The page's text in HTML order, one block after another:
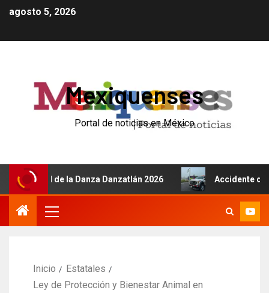
agosto 5, 2026
Mexiquenses
Portal de noticias en México
de la Danza Danzatlán 2026 Accidente de
Inicio
Estatales
Ley de Protección y Bienestar Animal en